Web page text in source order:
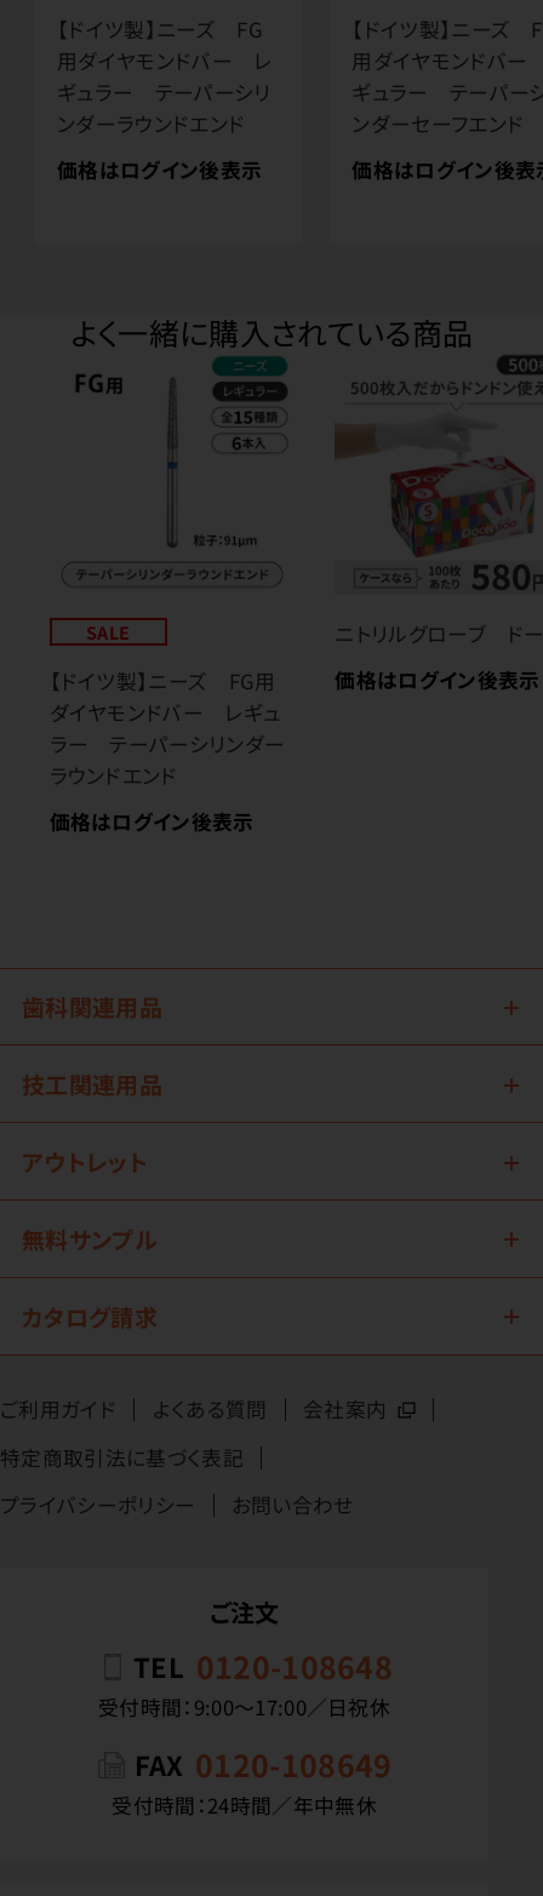
【ドイツ製】ニーズ FG
用ダイヤモンドバー レ
ギュラー テーパーシリ
ンダーラウンドエンド
価格はログイン後表示
【ドイツ製】ニーズ
用ダイヤモンドバ
ギュラー テーパー
ンダーセーフエンド
価格はログイン後表
よく一緒に購入されている商品
SALE
【ドイツ製】ニーズ FG用
ダイヤモンドバー レギュ
ラー テーパーシリンダー
ラウンドエンド
価格はログイン後表示
ニトリルグローブ ド
価格はログイン後表示
歯科関連用品
技工関連用品
アウトレット
無料サンプル
カタログ請求
ご利用ガイド よくある質問
会社案内
特定商取引法に基づく表記
プライバシーポリシー
お問い合わせ
ご注文
TEL 0120-108648
受付時間：9:00〜17:00／日祝休
FAX 0120-108649
受付時間：24時間／年中無休